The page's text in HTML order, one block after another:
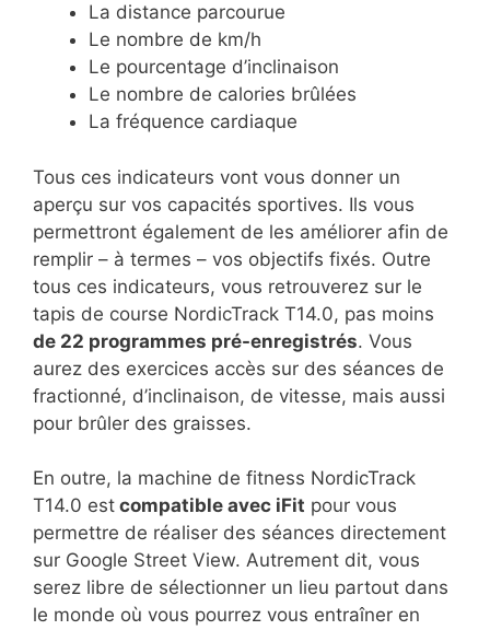
La distance parcourue
Le nombre de km/h
Le pourcentage d’inclinaison
Le nombre de calories brûlées
La fréquence cardiaque
Tous ces indicateurs vont vous donner un
aperçu sur vos capacités sportives. Ils vous
permettront également de les améliorer afin de
remplir – à termes – vos objectifs fixés. Outre
tous ces indicateurs, vous retrouverez sur le
tapis de course NordicTrack T14.0, pas moins
de 22 programmes pré-enregistrés. Vous
aurez des exercices accès sur des séances de
fractionné, d’inclinaison, de vitesse, mais aussi
pour brûler des graisses.
En outre, la machine de fitness NordicTrack
T14.0 est compatible avec iFit pour vous
permettre de réaliser des séances directement
sur Google Street View. Autrement dit, vous
serez libre de sélectionner un lieu partout dans
le monde où vous pourrez vous entraîner en